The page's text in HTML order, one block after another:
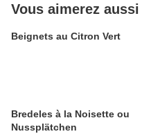
Vous aimerez aussi
Beignets au Citron Vert
Bredeles à la Noisette ou
Nussplätchen